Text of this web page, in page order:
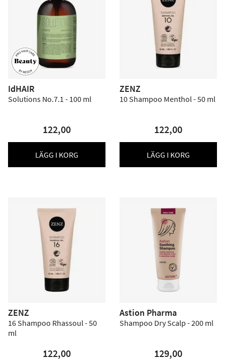
IdHAIR
Solutions No.7.1 - 100 ml
122,00
LÄGG I KORG
ZENZ
10 Shampoo Menthol - 50 ml
122,00
LÄGG I KORG
ZENZ
16 Shampoo Rhassoul - 50
ml
122,00
Astion Pharma
Shampoo Dry Scalp - 200 ml
129,00